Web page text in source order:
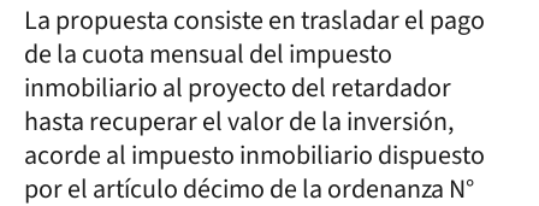
La propuesta consiste en trasladar el pago
de la cuota mensual del impuesto
inmobiliario al proyecto del retardador
hasta recuperar el valor de la inversión,
acorde al impuesto inmobiliario dispuesto
por el artículo décimo de la ordenanza N°